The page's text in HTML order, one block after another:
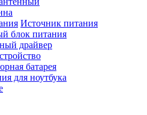
Источник питания
блок питания
драйвер
батарея
для ноутбука